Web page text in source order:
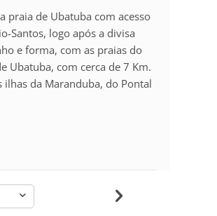
praia de Ubatuba com acesso
Santos, logo após a divisa
e forma, com as praias do
Ubatuba, com cerca de 7 Km.
da Maranduba, do Pontal